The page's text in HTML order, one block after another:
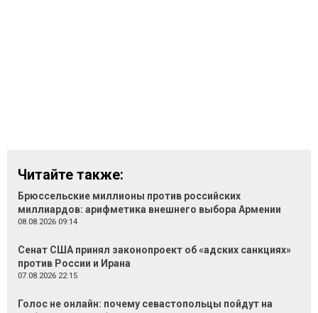
Читайте также:
Брюссельские миллионы против российских
миллиардов: арифметика внешнего выбора Армении
08.08.2026 09:14
Сенат США принял законопроект об «адских санкциях»
против России и Ирана
07.08.2026 22:15
Голос не онлайн: почему севастопольцы пойдут на